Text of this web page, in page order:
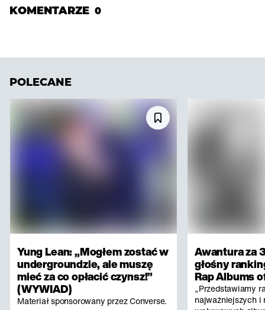
KOMENTARZE 0
POLECANE
Yung Lean: „Mogłem zostać w
undergroundzie, ale muszę
mieć za co opłacić czynsz!”
(WYWIAD)
Materiał sponsorowany przez Converse.
Awantura za
głośny
Rap Albums
„Przedstawiamy
najważniejszych i